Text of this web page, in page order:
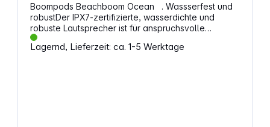
Boompods Beachboom Ocean . Wassserfest und
robustDer IPX7-zertifizierte, wasserdichte und
robuste Lautsprecher ist für anspruchsvolle
Umgebungen und Outdoor-Aktivitäten ausgelegt. Er
bietet hervorragenden Schutz vor Wasser und
Lagernd, Lieferzeit: ca. 1-5 Werktage